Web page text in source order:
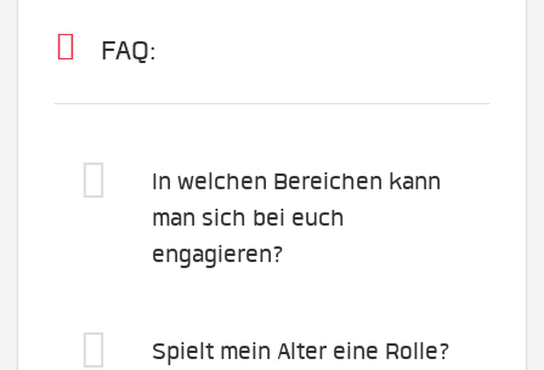
FAQ:
In welchen Bereichen kann
man sich bei euch
engagieren?
Spielt mein Alter eine Rolle?